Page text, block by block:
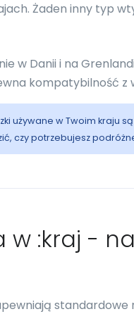
Żaden inny typ
w Danii i na
kompatybilność z
używane w Twoim kraju
czy potrzebujesz
w :kraj -
standardowe